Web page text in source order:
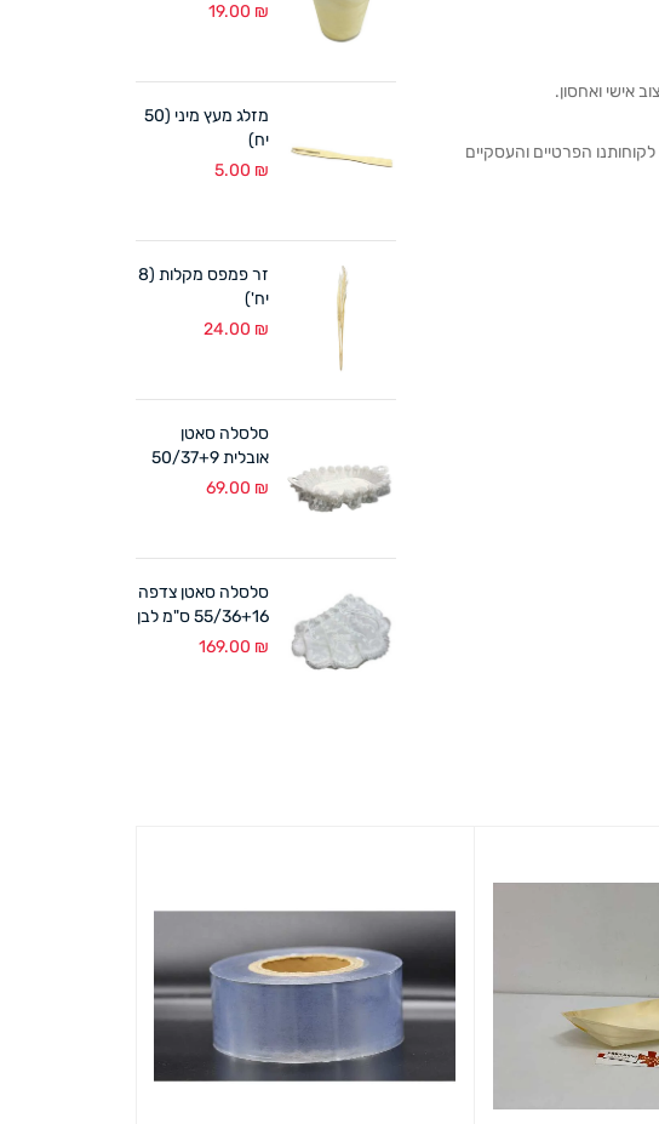
אישי ואחסון.
על 800 מטרים, וממנו אנו משרתים את לקוחותנו הפרטיים והעסקיים
19.00 ₪
מזלג מעץ מיני (50
יח)
5.00 ₪
זר פמפס מקלות (8
יח')
24.00 ₪
סלסלה סאטן
אובלית 50/37+9
ס"מ לבן
69.00 ₪
סלסלה סאטן צדפה
55/36+16 ס"מ לבן
169.00 ₪